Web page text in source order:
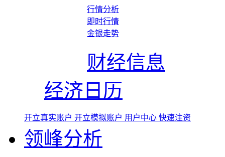
行情分析
即时行情
金银走势
财经信息
经济日历
开立真实账户 开立模拟账户 用户中心 快速注资
领峰分析